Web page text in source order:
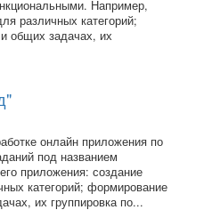
Например,
различных категорий;
общих задачах, их
онлайн приложения по
под названием
приложения: создание
категорий; формирование
их группировка по...